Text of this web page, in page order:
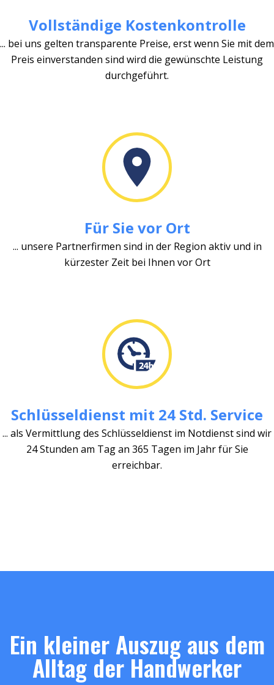
Vollständige Kostenkontrolle
... bei uns gelten transparente Preise, erst wenn Sie mit dem
Preis einverstanden sind wird die gewünschte Leistung
durchgeführt.
Für Sie vor Ort
... unsere Partnerfirmen sind in der Region aktiv und in
kürzester Zeit bei Ihnen vor Ort
Schlüsseldienst mit 24 Std. Service
... als Vermittlung des Schlüsseldienst im Notdienst sind wir
24 Stunden am Tag an 365 Tagen im Jahr für Sie
erreichbar.
Ein kleiner Auszug aus dem
Alltag der Handwerker